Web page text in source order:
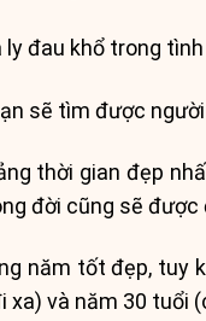
đau khổ trong tình
sẽ tìm được
thời gian đẹp
đời cũng sẽ
năm tốt đẹp, tuy
xa) và năm 30 tuổi